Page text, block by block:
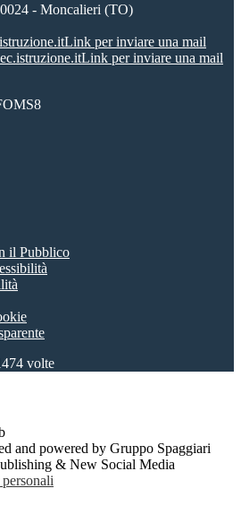
- Moncalieri (TO)
Link per inviare una mail
Link per inviare una mail
il Pubblico
volte
and powered by Gruppo Spaggiari
& New Social Media